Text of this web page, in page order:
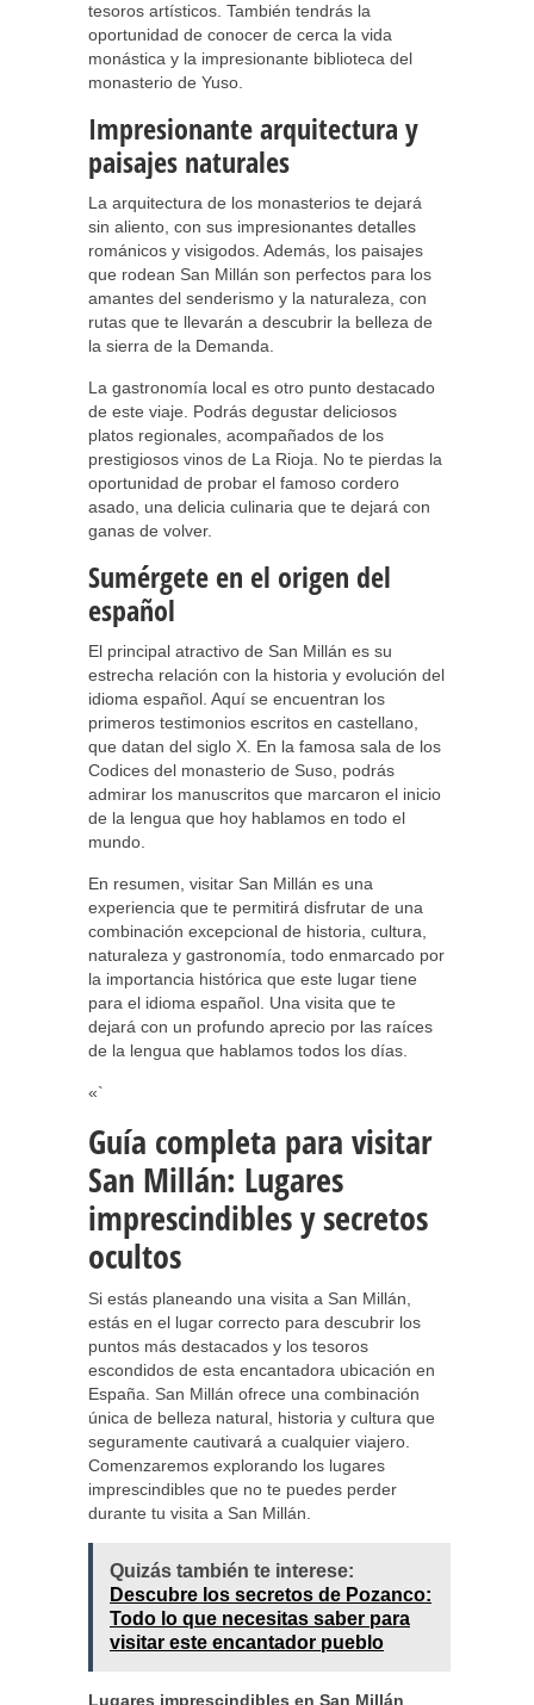
tesoros artísticos. También tendrás la
oportunidad de conocer de cerca la vida
monástica y la impresionante biblioteca del
monasterio de Yuso.
Impresionante arquitectura y
paisajes naturales
La arquitectura de los monasterios te dejará
sin aliento, con sus impresionantes detalles
románicos y visigodos. Además, los paisajes
que rodean San Millán son perfectos para los
amantes del senderismo y la naturaleza, con
rutas que te llevarán a descubrir la belleza de
la sierra de la Demanda.
La gastronomía local es otro punto destacado
de este viaje. Podrás degustar deliciosos
platos regionales, acompañados de los
prestigiosos vinos de La Rioja. No te pierdas la
oportunidad de probar el famoso cordero
asado, una delicia culinaria que te dejará con
ganas de volver.
Sumérgete en el origen del
español
El principal atractivo de San Millán es su
estrecha relación con la historia y evolución del
idioma español. Aquí se encuentran los
primeros testimonios escritos en castellano,
que datan del siglo X. En la famosa sala de los
Codices del monasterio de Suso, podrás
admirar los manuscritos que marcaron el inicio
de la lengua que hoy hablamos en todo el
mundo.
En resumen, visitar San Millán es una
experiencia que te permitirá disfrutar de una
combinación excepcional de historia, cultura,
naturaleza y gastronomía, todo enmarcado por
la importancia histórica que este lugar tiene
para el idioma español. Una visita que te
dejará con un profundo aprecio por las raíces
de la lengua que hablamos todos los días.
«`
Guía completa para visitar
San Millán: Lugares
imprescindibles y secretos
ocultos
Si estás planeando una visita a San Millán,
estás en el lugar correcto para descubrir los
puntos más destacados y los tesoros
escondidos de esta encantadora ubicación en
España. San Millán ofrece una combinación
única de belleza natural, historia y cultura que
seguramente cautivará a cualquier viajero.
Comenzaremos explorando los lugares
imprescindibles que no te puedes perder
durante tu visita a San Millán.
Quizás también te interese:
Descubre los secretos de Pozanco:
Todo lo que necesitas saber para
visitar este encantador pueblo
Lugares imprescindibles en San Millán